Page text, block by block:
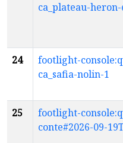
ca_plateau-
24
footlight-
ca_safia-nolin-1
25
footlight-
conte#2026-09-